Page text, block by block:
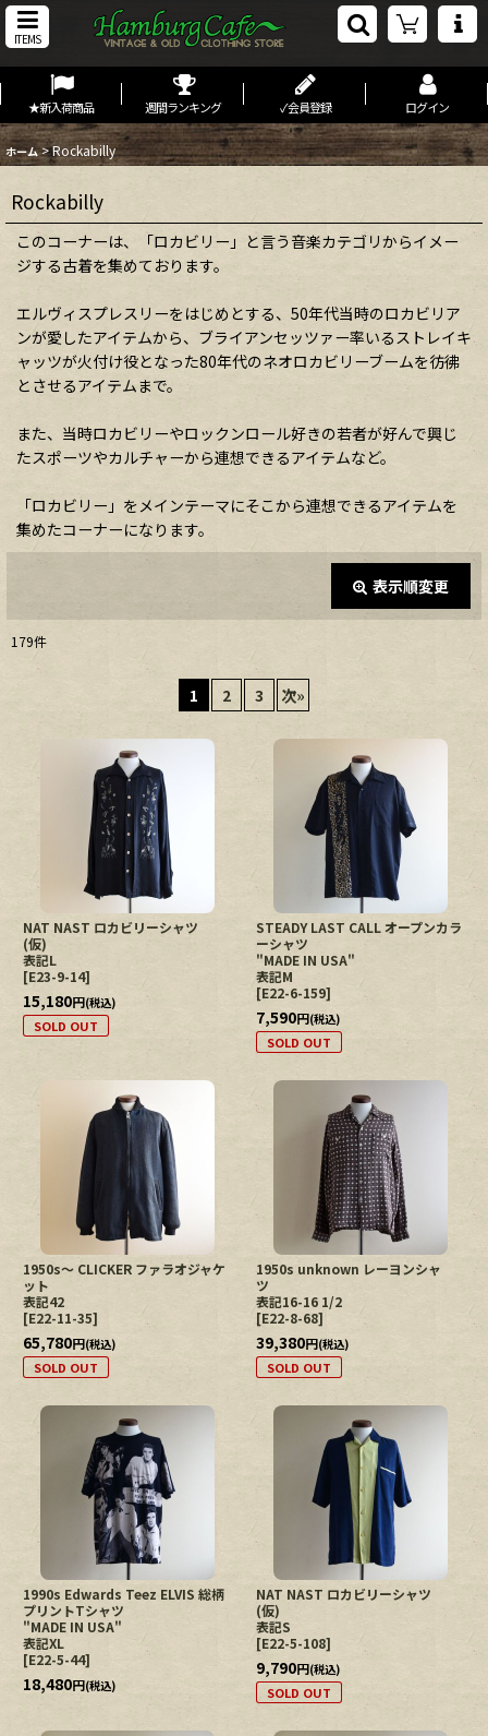
ITEMS
★新入荷商品 週間ランキング ✓会員登録 ログイン
ホーム >Rockabilly
Rockabilly
このコーナーは、「ロカビリー」と言う音楽カテゴリからイメー
ジする古着を集めております。
エルヴィスプレスリーをはじめとする、50年代当時のロカビリア
ンが愛したアイテムから、ブライアンセッツァー率いるストレイキ
ャッツが火付け役となった80年代のネオロカビリーブームを彷彿
とさせるアイテムまで。
また、当時ロカビリーやロックンロール好きの若者が好んで興じ
たスポーツやカルチャーから連想できるアイテムなど。
「ロカビリー」をメインテーマにそこから連想できるアイテムを
集めたコーナーになります。
表示順変更
表示数
並び順
179件
1 2 3 次»
NAT NAST ロカビリーシャツ
(仮)
表記L
[E23-9-14]
15,180円(税込)
SOLD OUT
STEADY LAST CALL オープンカラ
ーシャツ
"MADE IN USA"
表記M
[E22-6-159]
7,590円(税込)
SOLD OUT
1950s〜 CLICKER ファラオジャケ
ット
表記42
[E22-11-35]
65,780円(税込)
SOLD OUT
1950s unknown レーヨンシャ
ツ
表記16-16 1/2
[E22-8-68]
39,380円(税込)
SOLD OUT
1990s Edwards Teez ELVIS 総柄
プリントTシャツ
"MADE IN USA"
表記XL
[E22-5-44]
18,480円(税込)
NAT NAST ロカビリーシャツ
(仮)
表記S
[E22-5-108]
9,790円(税込)
SOLD OUT